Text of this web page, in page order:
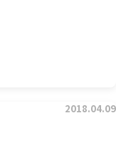
2018.04.09